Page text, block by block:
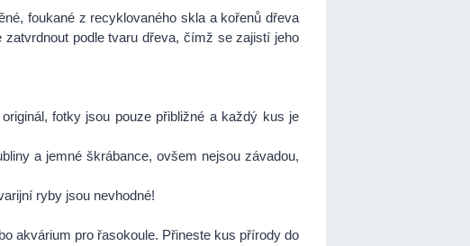
foukané z recyklovaného skla a kořenů dřeva
podle tvaru dřeva, čímž se zajistí jeho
fotky jsou pouze přibližné a každý kus je
a jemné škrábance, ovšem nejsou závadou,
ryby jsou nevhodné!
akvárium pro řasokoule. Přineste kus přírody do